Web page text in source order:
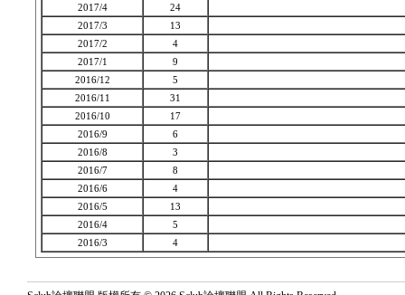
2017/4
24
2017/3
13
2017/2
4
2017/1
9
2016/12
5
2016/11
31
2016/10
17
2016/9
6
2016/8
3
2016/7
8
2016/6
4
2016/5
13
2016/4
5
2016/3
4